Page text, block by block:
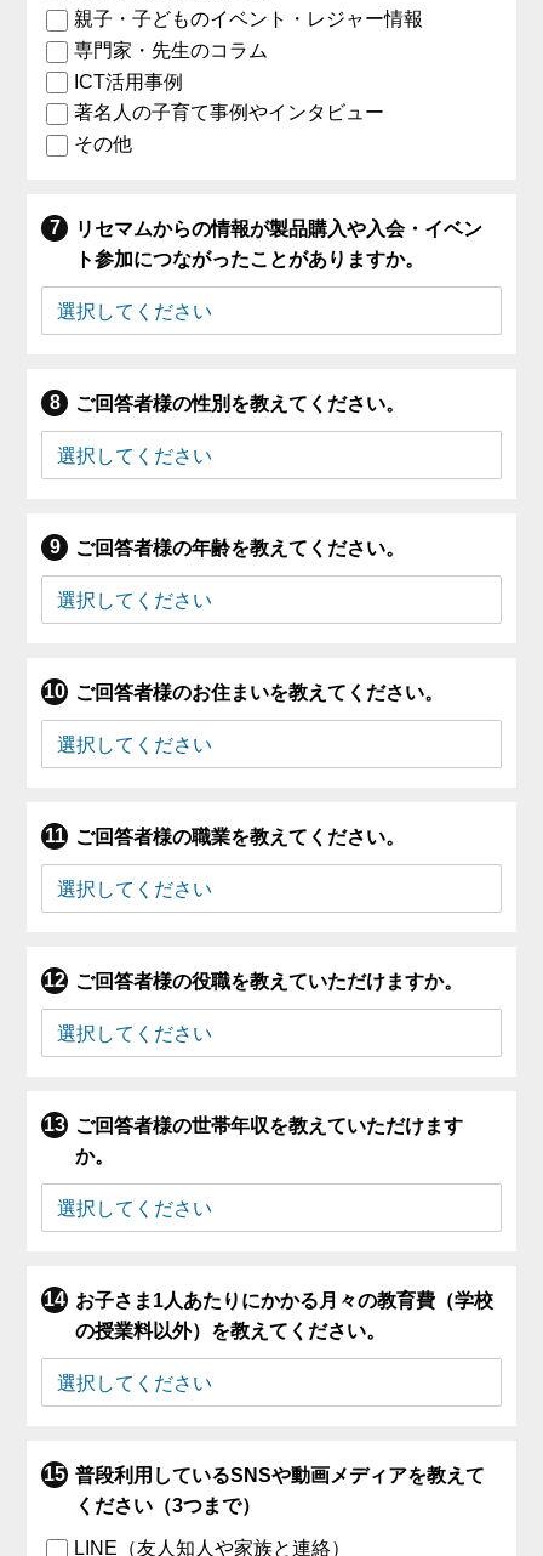
親子・子どものイベント・レジャー情報
専門家・先生のコラム
ICT活用事例
著名人の子育て事例やインタビュー
その他
リセマムからの情報が製品購入や入会・イベン
ト参加につながったことがありますか。
ご回答者様の性別を教えてください。
ご回答者様の年齢を教えてください。
ご回答者様のお住まいを教えてください。
ご回答者様の職業を教えてください。
ご回答者様の役職を教えていただけますか。
ご回答者様の世帯年収を教えていただけます
か。
お子さま1人あたりにかかる月々の教育費（学校
の授業料以外）を教えてください。
普段利用しているSNSや動画メディアを教えて
ください（3つまで）
LINE（友人知人や家族と連絡）